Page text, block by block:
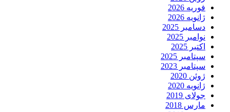
فوریه 2026
ژانویه 2026
دسامبر 2025
نوامبر 2025
اکتبر 2025
سپتامبر 2025
سپتامبر 2023
ژوئن 2020
ژانویه 2020
جولای 2019
مارس 2018